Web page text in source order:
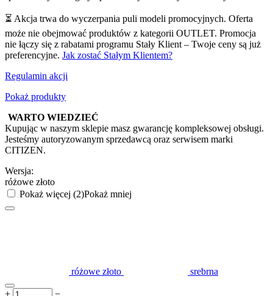
⏳ Akcja trwa do wyczerpania puli modeli promocyjnych. Oferta
może nie obejmować produktów z kategorii OUTLET. Promocja
nie łączy się z rabatami programu Stały Klient – Twoje ceny są już
preferencyjne. Jak zostać Stałym Klientem?
Regulamin akcji
Pokaż produkty
WARTO WIEDZIEĆ
Kupując w naszym sklepie masz gwarancję kompleksowej obsługi.
Jesteśmy autoryzowanym sprzedawcą oraz serwisem marki
CITIZEN.
Wersja:
różowe złoto
Pokaż więcej (2)Pokaż mniej
różowe złoto srebrna
+ −